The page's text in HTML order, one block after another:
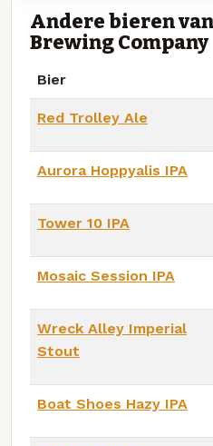
Andere bieren
Brewing Company
Bier
Red Trolley Ale
Aurora Hoppyalis IPA
Tower 10 IPA
Mosaic Session IPA
Wreck Alley Imperial
Stout
Boat Shoes Hazy IPA